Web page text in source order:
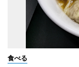
食べる